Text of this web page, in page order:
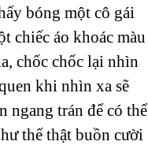
bóng một cô gái
chiếc áo khoác màu
chốc chốc lại nhìn
khi nhìn xa sẽ
ngang trán để có thể
thế thật buồn cười